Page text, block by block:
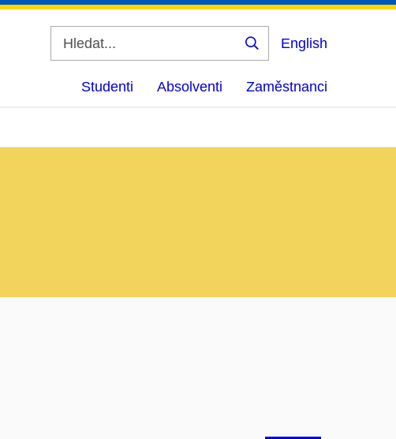
Vyhledat
English
Studenti Absolventi Zaměstnanci